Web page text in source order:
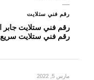
رقم فني ستلايت
رقم فني ستلايت سريع
مارس 5, 2022